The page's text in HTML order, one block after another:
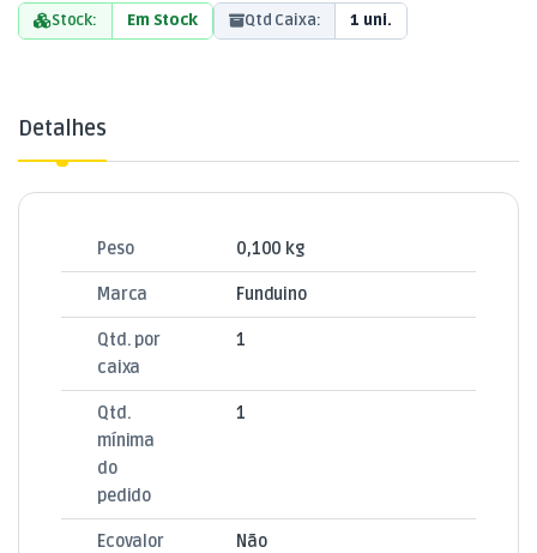
Stock: Em Stock Qtd Caixa: 1 uni.
Detalhes
Peso 0,100 kg
Marca Funduino
Qtd. por
caixa
1
Qtd.
mínima
do
pedido
1
Ecovalor Não